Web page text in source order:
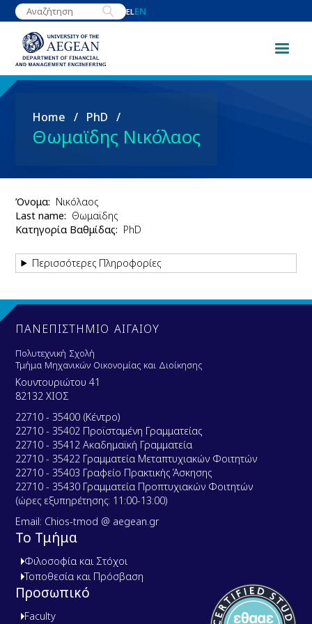
Skip
to
content
ELEN
Breadcrumb
Home PhD
Θωμαϊδης Νικόλαος
Όνομα
Νικόλαος
Last name
Θωμαϊδης
Κατηγορία Βαθμίδας
PhD
Περισσότερες Πληροφορίες
ΠΑΝΕΠΙΣΤΗΜΙΟ ΑΙΓΑΙΟΥ
Πολυτεχνική Σχολή
Τμήμα Μηχανικών Οικονομίας και Διοίκησης
Κουντουριώτου 41
82132 ΧΙΟΣ
22710 - 35400 (Κέντρο)
22710 - 35402 Προϊσταμένη Γραμματείας
22710 - 35412 Ακαδημαϊκή Γραμματεία
22710 - 35422 Γραμματεία Μεταπτυχιακών Φοιτητών
22710 - 35403 Γραφείο Πρακτικής Άσκησης
22710 - 35430 Γραμματεία Προπτυχιακών Φοιτητών
(ώρες εξυπηρέτησης: 11:00-13:00)
Email: Chios-tmod @ aegean.gr
Το Τμήμα
Φιλοσοφία και Στόχοι
Τοποθεσία και Πρόσβαση
Προσωπικό
Faculty